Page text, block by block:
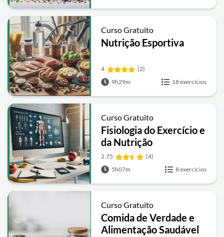
Curso Gratuito
Nutrição Esportiva
4
(2)
9h29m
18 exercícios
Curso Gratuito
Fisiologia do Exercício e
da Nutrição
2.75
(4)
5h07m
8 exercícios
Curso Gratuito
Comida de Verdade e
Alimentação Saudável